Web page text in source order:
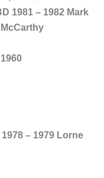
1981 – 1982 Mark
– 1979 Lorne